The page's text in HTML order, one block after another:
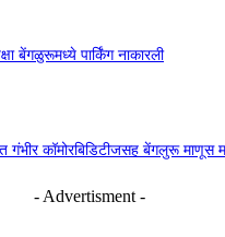
बेंगळुरूमध्ये पार्किंग नाकारली
गंभीर कॉमोरबिडिटीजसह बेंगलुरू माणूस
- Advertisment -